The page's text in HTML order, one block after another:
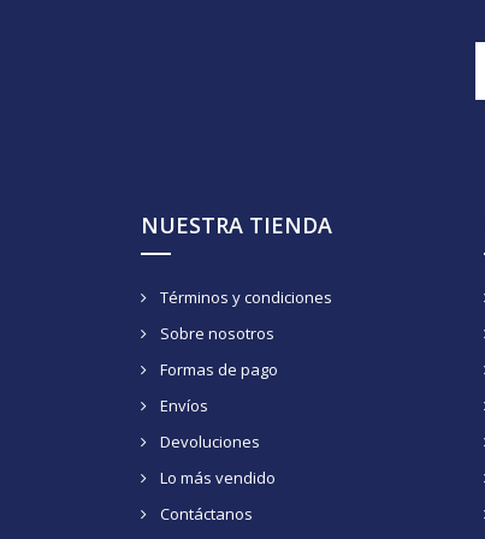
NUESTRA TIENDA
Términos y condiciones
Sobre nosotros
Formas de pago
Envíos
Devoluciones
Lo más vendido
Contáctanos